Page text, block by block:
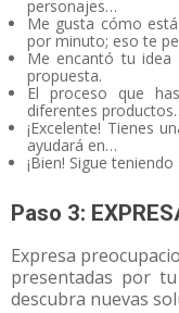
personajes…
Me gusta cómo
por minuto; eso te
Me encantó tu
propuesta.
El proceso que
diferentes
¡Excelente! Tienes
ayudará en…
¡Bien! Sigue
Paso 3:
Expresa
presentadas por
descubra nuevas